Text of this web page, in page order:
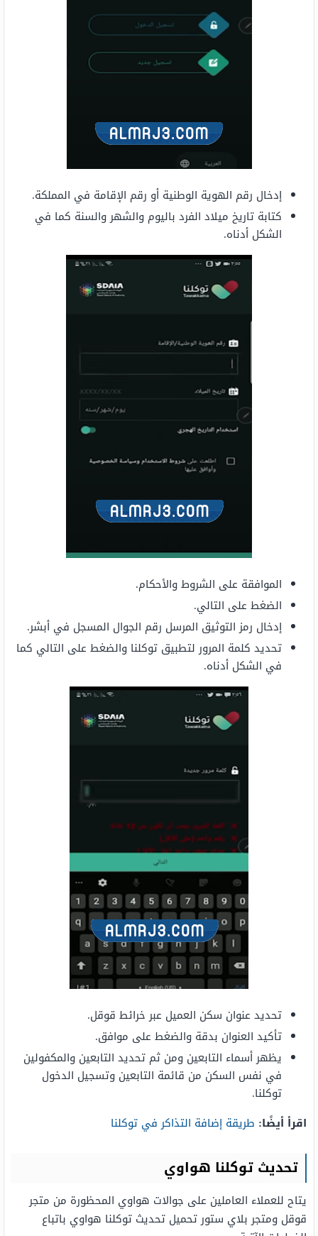
إدخال رقم الهوية الوطنية أو رقم الإقامة في المملكة.
كتابة تاريخ ميلاد الفرد باليوم والشهر والسنة كما في
الشكل أدناه.
الموافقة على الشروط والأحكام.
الضغط على التالي.
إدخال رمز التوثيق المرسل رقم الجوال المسجل في أبشر.
تحديد كلمة المرور لتطبيق توكلنا والضغط على التالي كما
في الشكل أدناه.
تحديد عنوان سكن العميل عبر خرائط قوقل.
تأكيد العنوان بدقة والضغط على موافق.
يظهر أسماء التابعين ومن ثم تحديد التابعين والمكفولين
في نفس السكن من قائمة التابعين وتسجيل الدخول
توكلنا.
اقرأ أيضًا: طريقة إضافة التذاكر في توكلنا
تحديث توكلنا هواوي
يتاح للعملاء العاملين على جوالات هواوي المحظورة من متجر
قوقل ومتجر بلاي ستور تحميل تحديث توكلنا هواوي باتباع